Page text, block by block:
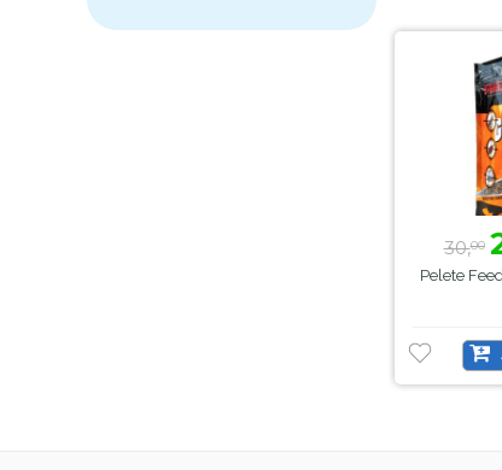
30,00
Pelete